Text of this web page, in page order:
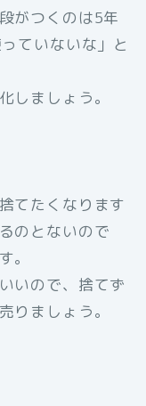
がつくのは5年
ていないな」と
しましょう。
てたくなります
のとないので
。
いので、捨てず
りましょう。